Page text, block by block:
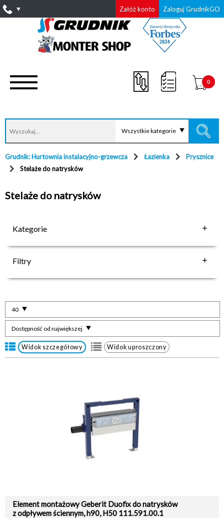
Załóż konto Zaloguj GrudnikGO
Wszystkie kategorie
0
Grudnik: Hurtownia instalacyjno-grzewcza Łazienka
Prysznice
Stelaże do natrysków
Stelaże do natrysków
Kategorie
Filtry
Dostępność od największej
40
Widok szczegółowy Widok uproszczony
Element montażowy Geberit Duofix do natrysków
z odpływem ściennym, h90, H50 111.591.00.1